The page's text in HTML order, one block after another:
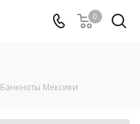
0
Банкноты Мексики